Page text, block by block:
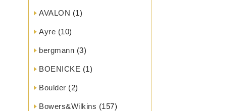
AVALON (1)
Ayre (10)
bergmann (3)
BOENICKE (1)
Boulder (2)
Bowers&Wilkins (157)